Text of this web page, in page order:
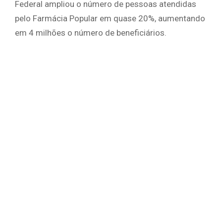
Federal ampliou o número de pessoas atendidas
pelo Farmácia Popular em quase 20%, aumentando
em 4 milhões o número de beneficiários.